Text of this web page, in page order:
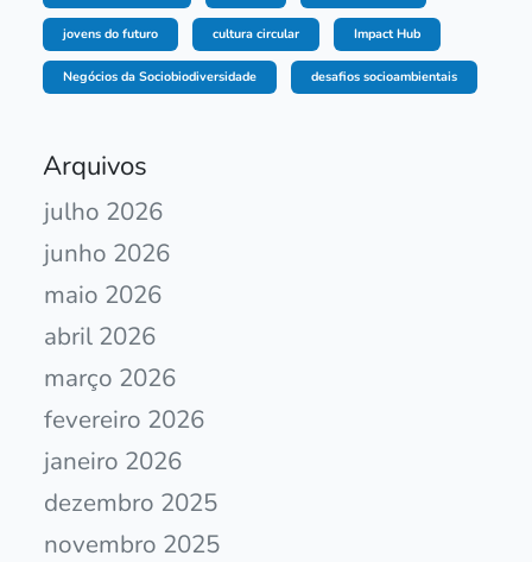
jovens do futuro cultura circular Impact Hub
Negócios da Sociobiodiversidade desafios socioambientais
Arquivos
julho 2026
junho 2026
maio 2026
abril 2026
março 2026
fevereiro 2026
janeiro 2026
dezembro 2025
novembro 2025